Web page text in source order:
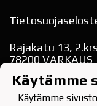
Rajakatu 13, 2.krs
78200 VARKAUS
Käytämme
Käytämme